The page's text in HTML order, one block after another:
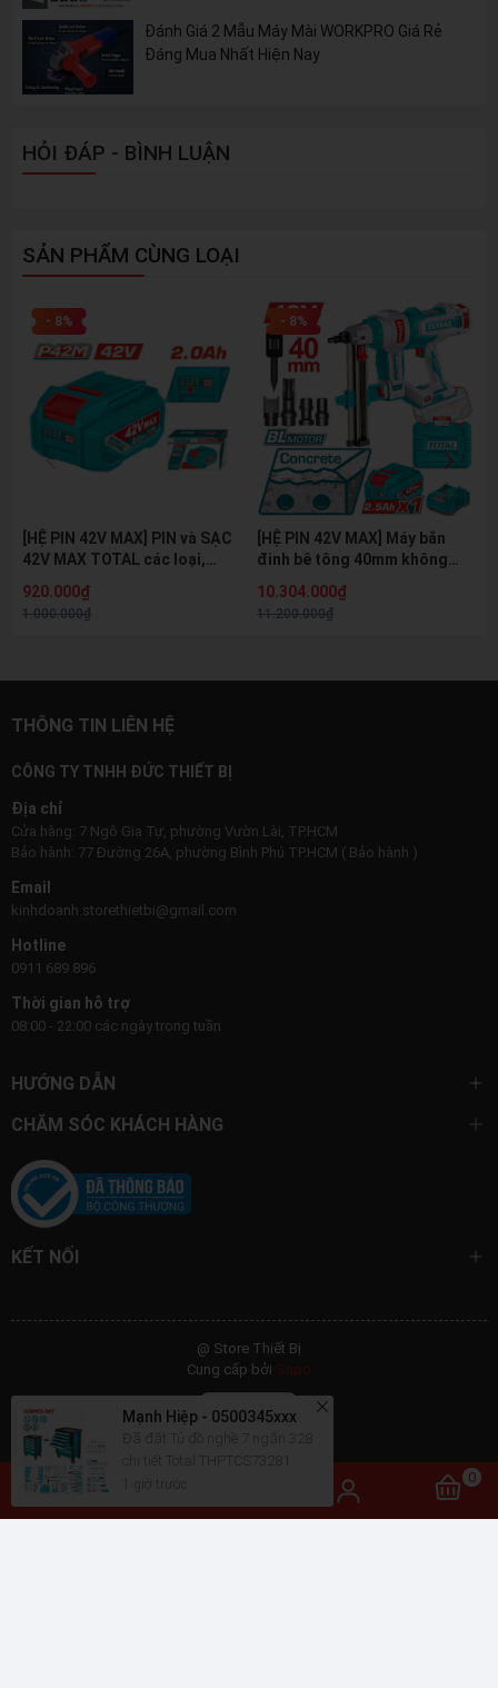
0
Đánh Giá 2 Mẫu Máy Mài WORKPRO Giá Rẻ
Đáng Mua Nhất Hiện Nay
HỎI ĐÁP - BÌNH LUẬN
SẢN PHẨM CÙNG LOẠI
- 8%
[HỆ PIN 42V MAX] PIN và SẠC
42V MAX TOTAL các loại,
TOTAL
920.000₫
1.000.000₫
- 8%
[HỆ PIN 42V MAX] Máy bắn
đinh bê tông 40mm không
TOTAL TCNLI420602 - HỆ PIN
42V MAX THẾ HỆ MỚI
10.304.000₫
11.200.000₫
THÔNG TIN LIÊN HỆ
CÔNG TY TNHH ĐỨC THIẾT BỊ
Địa chỉ
Cửa hàng: 7 Ngô Gia Tự, phường Vườn Lài, TP.HCM
Bảo hành: 77 Đường 26A, phường Bình Phú TP.HCM ( Bảo hành )
Email
kinhdoanh.storethietbi@gmail.com
Hotline
0911 689 896
Thời gian hỗ trợ
08:00 - 22:00 các ngày trong tuần
HƯỚNG DẪN
CHĂM SÓC KHÁCH HÀNG
KẾT NỐI
@ Store Thiết Bị
Cung cấp bởi Sapo
Mạnh Hiệp - 0500345xxx
Đã đặt Tủ đồ nghề 7 ngăn 328